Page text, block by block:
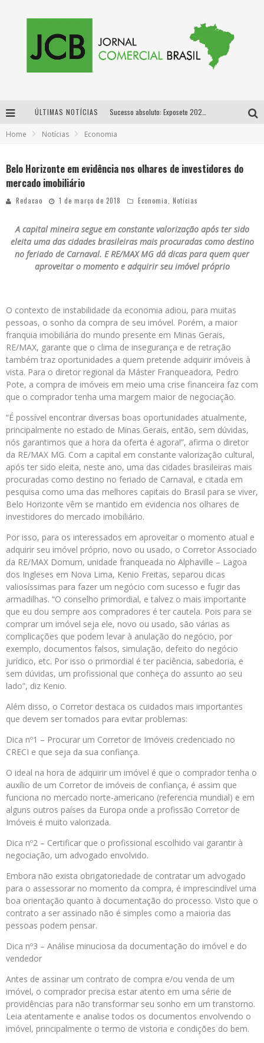
ÚLTIMAS NOTÍCIAS
Home Notícias Economia
Belo Horizonte em evidência nos olhares de investidores do
mercado imobiliário
Redacao 1 de março de 2018 Economia Notícias
A capital mineira segue em constante valorização após ter sido
eleita uma das cidades brasileiras mais procuradas como destino
no feriado de Carnaval. E RE/MAX MG dá dicas para quem quer
aproveitar o momento e adquirir seu imóvel próprio
O contexto de instabilidade da economia adiou, para muitas
pessoas, o sonho da compra de seu imóvel. Porém, a maior
franquia imobiliária do mundo presente em Minas Gerais,
RE/MAX, garante que o clima de insegurança e de retração
também traz oportunidades a quem pretende adquirir imóveis à
vista. Para o diretor regional da Máster Franqueadora, Pedro
Pote, a compra de imóveis em meio uma crise financeira faz com
que o comprador tenha uma margem maior de negociação.
“É possível encontrar diversas boas oportunidades atualmente,
principalmente no estado de Minas Gerais, então, sem dúvidas,
nós garantimos que a hora da oferta é agora!”, afirma o diretor
da RE/MAX MG. Com a capital em constante valorização cultural,
após ter sido eleita, neste ano, uma das cidades brasileiras mais
procuradas como destino no feriado de Carnaval, e citada em
pesquisa como uma das melhores capitais do Brasil para se viver,
Belo Horizonte vêm se mantido em evidencia nos olhares de
investidores do mercado imobiliário.
Por isso, para os interessados em aproveitar o momento atual e
adquirir seu imóvel próprio, novo ou usado, o Corretor Associado
da RE/MAX Domum, unidade franqueada no Alphaville – Lagoa
dos Ingleses em Nova Lima, Kenio Freitas, separou dicas
valiosíssimas para fazer um negócio com sucesso e fugir das
armadilhas. “O conselho primordial, e talvez o mais importante
que eu dou sempre aos compradores é ter cautela. Pois para se
comprar um imóvel seja ele, novo ou usado, são várias as
complicações que podem levar à anulação do negócio, por
exemplo, documentos falsos, simulação, defeito do negócio
jurídico, etc. Por isso o primordial é ter paciência, sabedoria, e
sem dúvidas, um profissional que conheça do assunto ao seu
lado”, diz Kenio.
Além disso, o Corretor destaca os cuidados mais importantes
que devem ser tomados para evitar problemas:
Dica nº1 – Procurar um Corretor de Imóveis credenciado no
CRECI e que seja da sua confiança.
O ideal na hora de adquirir um imóvel é que o comprador tenha o
auxílio de um Corretor de imóveis de confiança, é assim que
funciona no mercado norte-americano (referencia mundial) e em
alguns outros países da Europa onde a profissão Corretor de
Imóveis é muito valorizada.
Dica nº2 – Certificar que o profissional escolhido vai garantir à
negociação, um advogado envolvido.
Embora não exista obrigatoriedade de contratar um advogado
para o assessorar no momento da compra, é imprescindível uma
boa orientação quanto à documentação do processo. Visto que o
contrato a ser assinado não é simples como a maioria das
pessoas podem pensar.
Dica nº3 – Análise minuciosa da documentação do imóvel e do
vendedor
Antes de assinar um contrato de compra e/ou venda de um
imóvel, o comprador precisa estar atento em uma série de
providências para não transformar seu sonho em um transtorno.
Leia atentamente e analise todos os documentos envolvendo o
imóvel, principalmente o termo de vistoria e condições do bem.